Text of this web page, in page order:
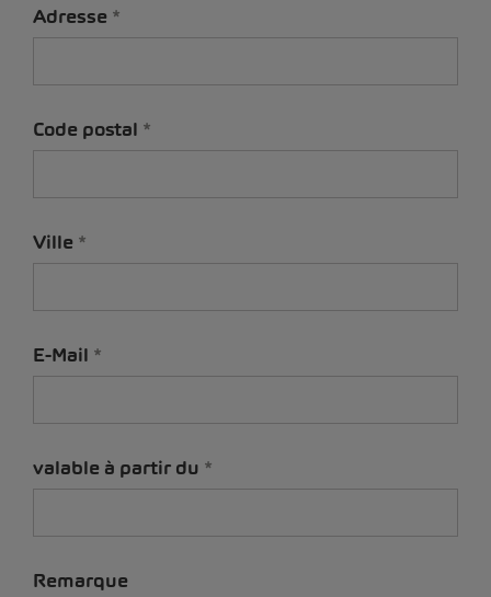
Adresse
Code postal
Ville
E-Mail
valable à partir du
Remarque